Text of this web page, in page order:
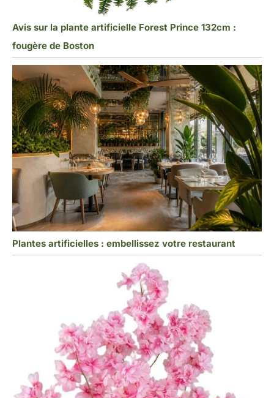
Avis sur la plante artificielle Forest Prince 132cm :
fougère de Boston
Plantes artificielles : embellissez votre restaurant